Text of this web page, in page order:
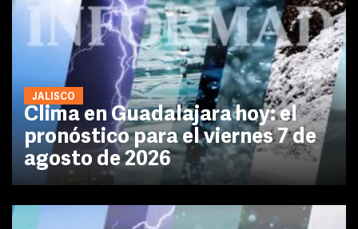
JALISCO
Clima en Guadalajara hoy: el
pronóstico para el viernes 7 de
agosto de 2026